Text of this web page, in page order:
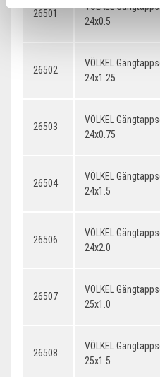
26501
VÖLKEL
24x0.5
26502
VÖLKEL
24x1.25
26503
VÖLKEL
24x0.75
26504
VÖLKEL
24x1.5
26506
VÖLKEL
24x2.0
26507
VÖLKEL
25x1.0
26508
VÖLKEL
25x1.5